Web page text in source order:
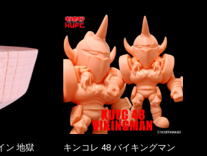
ン 地獄
キンコレ 48 バイキングマン